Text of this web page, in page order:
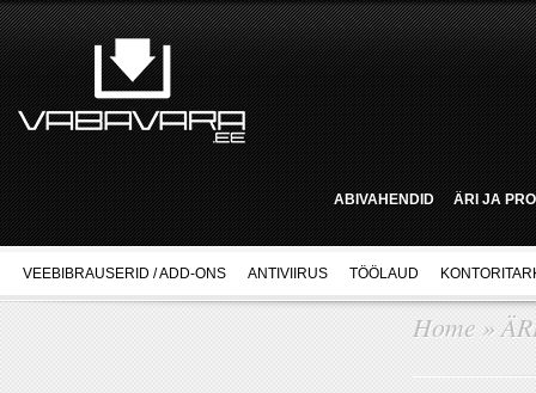
ABIVAHENDID ÄRI JA
VEEBIBRAUSERID / ADD-ONS ANTIVIIRUS TÖÖLAUD
Home »